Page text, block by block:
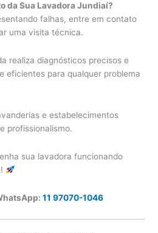
da Sua Lavadora Jundiaí?
falhas, entre em contato
uma visita técnica.
realiza diagnósticos precisos e
eficientes para qualquer problema
e estabelecimentos
profissionalismo.
sua lavadora funcionando
11 97070-1046